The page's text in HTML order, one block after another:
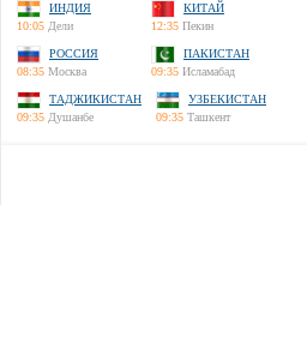
ИНДИЯ
10:05 Дели
КИТАЙ
12:35 Пекин
РОССИЯ
08:35 Москва
ПАКИСТАН
09:35 Исламабад
ТАДЖИКИСТАН
09:35 Душанбе
УЗБЕКИСТАН
09:35 Ташкент